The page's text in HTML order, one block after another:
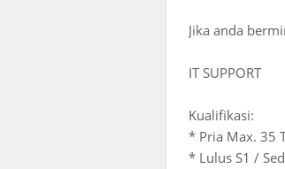
Jika anda
IT SUPPORT
Kualifikasi:
* Pria Max. 35
* Lulus S1 /